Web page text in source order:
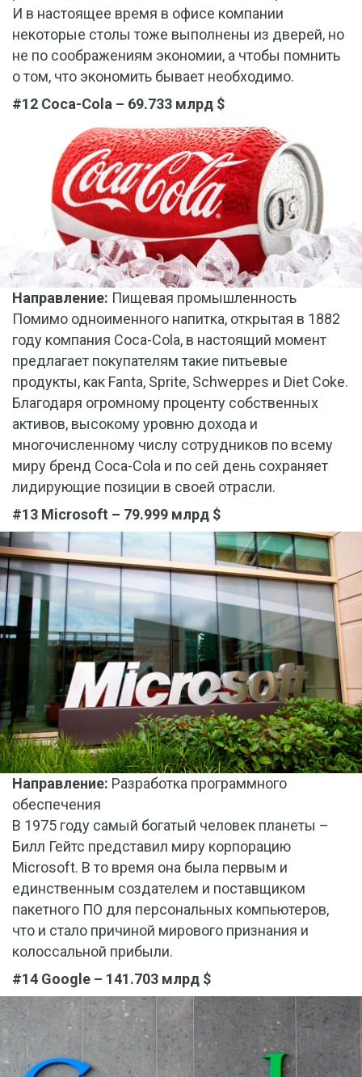
И в настоящее время в офисе компании
некоторые столы тоже выполнены из дверей, но
не по соображениям экономии, а чтобы помнить
о том, что экономить бывает необходимо.
#12 Coca-Cola – 69.733 млрд $
Направление: Пищевая промышленность
Помимо одноименного напитка, открытая в 1882
году компания Coca-Cola, в настоящий момент
предлагает покупателям такие питьевые
продукты, как Fanta, Sprite, Schweppes и Diet Coke.
Благодаря огромному проценту собственных
активов, высокому уровню дохода и
многочисленному числу сотрудников по всему
миру бренд Coca-Cola и по сей день сохраняет
лидирующие позиции в своей отрасли.
#13 Microsoft – 79.999 млрд $
Направление: Разработка программного
обеспечения
В 1975 году самый богатый человек планеты –
Билл Гейтс представил миру корпорацию
Microsoft. В то время она была первым и
единственным создателем и поставщиком
пакетного ПО для персональных компьютеров,
что и стало причиной мирового признания и
колоссальной прибыли.
#14 Google – 141.703 млрд $